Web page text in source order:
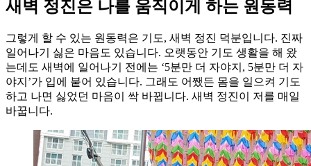
새벽 정진은 나를 움직이게 하는 원동력
그렇게 할 수 있는 원동력은 기도, 새벽 정진 덕분입니다. 진짜
일어나기 싫은 마음도 있습니다. 오랫동안 기도 생활을 해 왔
는데도 새벽에 일어나기 전에는 ‘5분만 더 자야지, 5분만 더 자
야지’가 입에 붙어 있습니다. 그래도 어쨌든 몸을 일으켜 기도
하고 나면 싫었던 마음이 싹 바뀝니다. 새벽 정진이 저를 매일
바꿉니다.